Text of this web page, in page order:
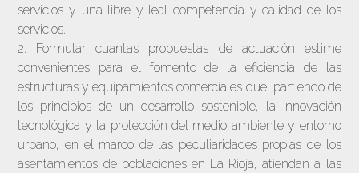
servicios y una libre y leal competencia y calidad de los
servicios.
2. Formular cuantas propuestas de actuación estime
convenientes para el fomento de la eficiencia de las
estructuras y equipamientos comerciales que, partiendo de
los principios de un desarrollo sostenible, la innovación
tecnológica y la protección del medio ambiente y entorno
urbano, en el marco de las peculiaridades propias de los
asentamientos de poblaciones en La Rioja, atiendan a las